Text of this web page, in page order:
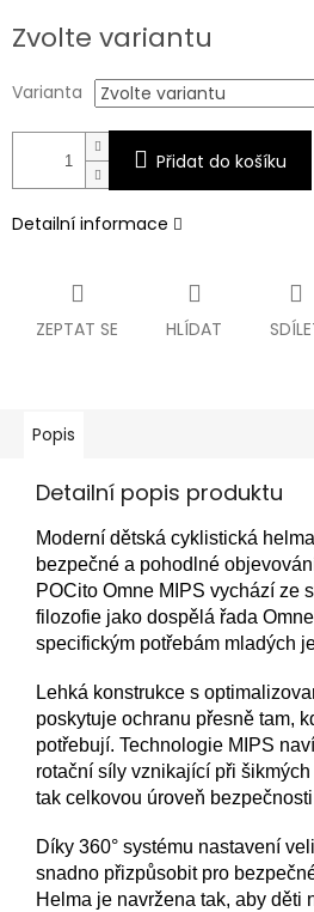
cena:
Zvolte variantu
Varianta
Přidat do košíku
Detailní informace
ZEPTAT SE HLÍDAT
Popis
Detailní popis produktu
Moderní dětská cyklistická
bezpečné a pohodlné
POCito Omne MIPS vychází ze
filozofie jako dospělá řada
specifickým potřebám mladých
Lehká konstrukce s
poskytuje ochranu přesně tam,
potřebují. Technologie MIPS
rotační síly vznikající při
tak celkovou úroveň
Díky 360° systému nastavení
snadno přizpůsobit pro
Helma je navržena tak, aby děti